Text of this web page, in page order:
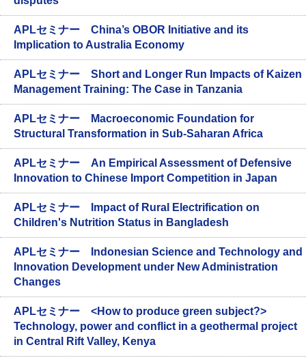
APLセミナー China’s OBOR Initiative and its
Implication to Australia Economy
APLセミナー Short and Longer Run Impacts of Kaizen
Management Training: The Case in Tanzania
APLセミナー Macroeconomic Foundation for
Structural Transformation in Sub-Saharan Africa
APLセミナー An Empirical Assessment of Defensive
Innovation to Chinese Import Competition in Japan
APLセミナー Impact of Rural Electrification on
Children's Nutrition Status in Bangladesh
APLセミナー Indonesian Science and Technology and
Innovation Development under New Administration
Changes
APLセミナー <How to produce green subject?>
Technology, power and conflict in a geothermal project
in Central Rift Valley, Kenya